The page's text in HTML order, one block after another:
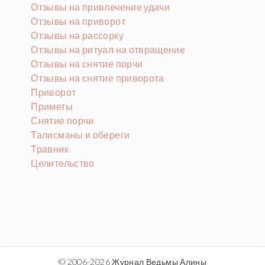
Отзывы на привлечение удачи
Отзывы на приворот
Отзывы на рассорку
Отзывы на ритуал на отвращение
Отзывы на снятие порчи
Отзывы на снятие приворота
Приворот
Приметы
Снятие порчи
Талисманы и обереги
Травник
Целительство
© 2006-2026 Журнал Ведьмы Алины